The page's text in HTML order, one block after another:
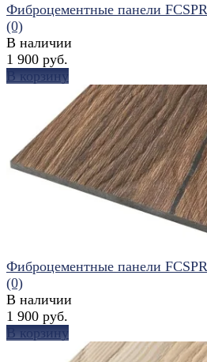
избранное сравнить
Фиброцементные панели
(0)
В наличии
1 900 руб.
В корзину
Фиброцементные панели
(0)
В наличии
1 900 руб.
В корзину